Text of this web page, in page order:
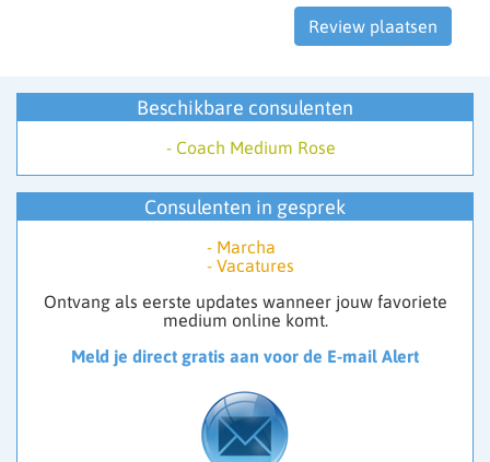
Beschikbare consulenten
- Coach Medium Rose
Consulenten in gesprek
- Marcha
- Vacatures
Ontvang als eerste updates wanneer jouw favoriete
medium online komt.
Meld je direct gratis aan voor de E-mail Alert